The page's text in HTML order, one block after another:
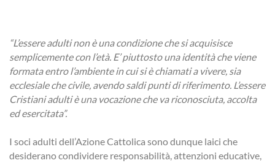
“L’essere adulti non è una condizione che si acquisisce
semplicemente con l’età. E’ piuttosto una identità che viene
formata entro l’ambiente in cui si è chiamati a vivere, sia
ecclesiale che civile, avendo saldi punti di riferimento. L’essere
Cristiani adulti è una vocazione che va riconosciuta, accolta
ed esercitata”.
I soci adulti dell’Azione Cattolica sono dunque laici che
desiderano condividere responsabilità, attenzioni educative,